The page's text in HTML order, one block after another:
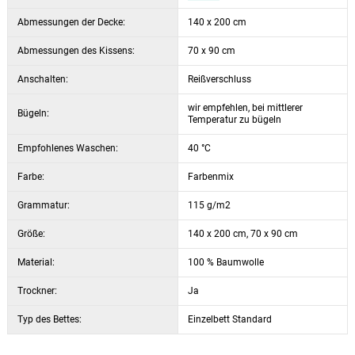
Abmessungen der Decke: 140 x 200 cm
Abmessungen des Kissens: 70 x 90 cm
Anschalten: Reißverschluss
Bügeln:
wir empfehlen, bei mittlerer
Temperatur zu bügeln
Empfohlenes Waschen: 40 °C
Farbe: Farbenmix
Grammatur: 115 g/m2
Größe: 140 x 200 cm, 70 x 90 cm
Material: 100 % Baumwolle
Trockner: Ja
Typ des Bettes: Einzelbett Standard